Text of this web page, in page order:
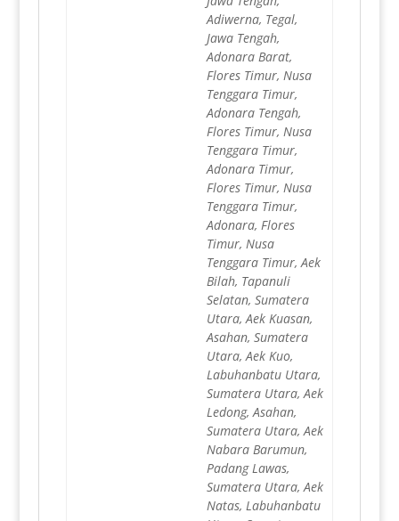
Adiwerna, Tegal,
Jawa Tengah,
Adonara Barat,
Flores Timur, Nusa
Tenggara Timur,
Adonara Tengah,
Flores Timur, Nusa
Tenggara Timur,
Adonara Timur,
Flores Timur, Nusa
Tenggara Timur,
Adonara, Flores
Timur, Nusa
Tenggara Timur, Aek
Bilah, Tapanuli
Selatan, Sumatera
Utara, Aek Kuasan,
Asahan, Sumatera
Utara, Aek Kuo,
Labuhanbatu Utara,
Sumatera Utara, Aek
Ledong, Asahan,
Sumatera Utara, Aek
Nabara Barumun,
Padang Lawas,
Sumatera Utara, Aek
Natas, Labuhanbatu